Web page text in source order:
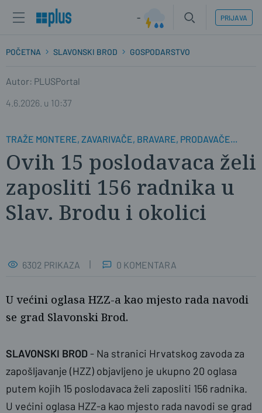
- PRIJAVA
POČETNA SLAVONSKI BROD GOSPODARSTVO
Autor: PLUSPortal
4.6.2026. u 10:37
TRAŽE MONTERE, ZAVARIVAČE, BRAVARE, PRODAVAČE...
Ovih 15 poslodavaca želi
zaposliti 156 radnika u
Slav. Brodu i okolici
6302 PRIKAZA 0 KOMENTARA
U većini oglasa HZZ-a kao mjesto rada navodi
se grad Slavonski Brod.
SLAVONSKI BROD- Na stranici Hrvatskog zavoda za
zapošljavanje (HZZ) objavljeno je ukupno 20 oglasa
putem kojih 15 poslodavaca želi zaposliti 156 radnika.
U većini oglasa HZZ-a kao mjesto rada navodi se grad